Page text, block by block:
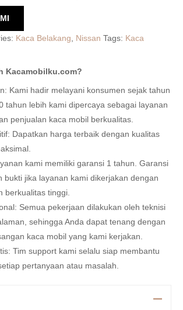
Kaca Belakang, Nissan Tags: Kaca
Kacamobilku.com?
Kami hadir melayani konsumen sejak tahun
tahun lebih kami dipercaya sebagai layanan
penjualan kaca mobil berkualitas.
Dapatkan harga terbaik dengan kualitas
kami memiliki garansi 1 tahun. Garansi
bukti jika layanan kami dikerjakan dengan
berkualitas tinggi.
Semua pekerjaan dilakukan oleh teknisi
sehingga Anda dapat tenang dengan
kaca mobil yang kami kerjakan.
Tim support kami selalu siap membantu
pertanyaan atau masalah.